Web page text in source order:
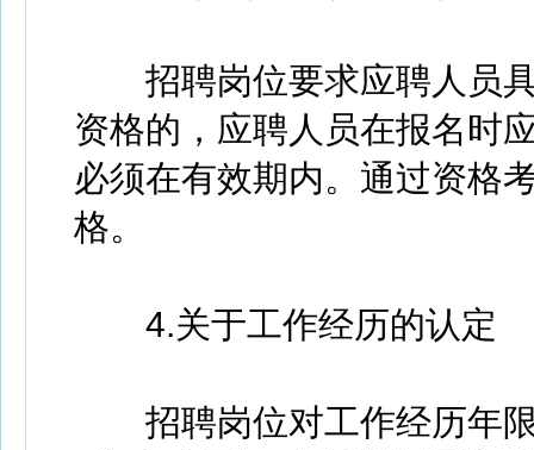
招聘岗位要求应聘人员具
资格的，应聘人员在报名时
必须在有效期内。通过资格
格。
4.关于工作经历的认定
招聘岗位对工作经历年限